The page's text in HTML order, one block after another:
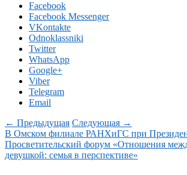
Facebook
Facebook Messenger
VKontakte
Odnoklassniki
Twitter
WhatsApp
Google+
Viber
Telegram
Email
← Предыдущая Следующая →
В Омском филиале РАНХиГС при
Просветительский форум «Отношения
девушкой: семья в перспективе»